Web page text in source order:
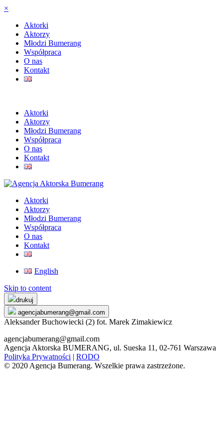
×
Aktorki
Aktorzy
Młodzi Bumerang
Współpraca
O nas
Kontakt
Aktorki
Aktorzy
Młodzi Bumerang
Współpraca
O nas
Kontakt
Aktorki
Aktorzy
Młodzi Bumerang
Współpraca
O nas
Kontakt
English
Skip to content
drukuj
agencjabumerang@gmail.com
Aleksander Buchowiecki (2) fot. Marek Zimakiewicz
agencjabumerang@gmail.com
Agencja Aktorska BUMERANG, ul. Sueska 11, 02-761 Warszawa
Polityka Prywatności | RODO
© 2020 Agencja Bumerang. Wszelkie prawa zastrzeżone.